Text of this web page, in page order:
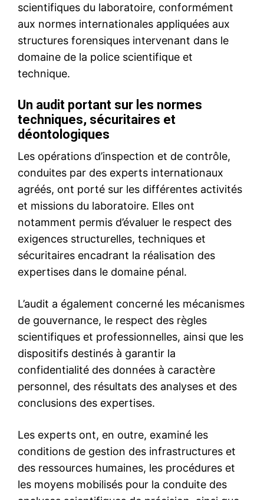
le1.ma
l'intelligence de
l'information
S'ABONNER MAINTENANT
Insight Publications
À propos